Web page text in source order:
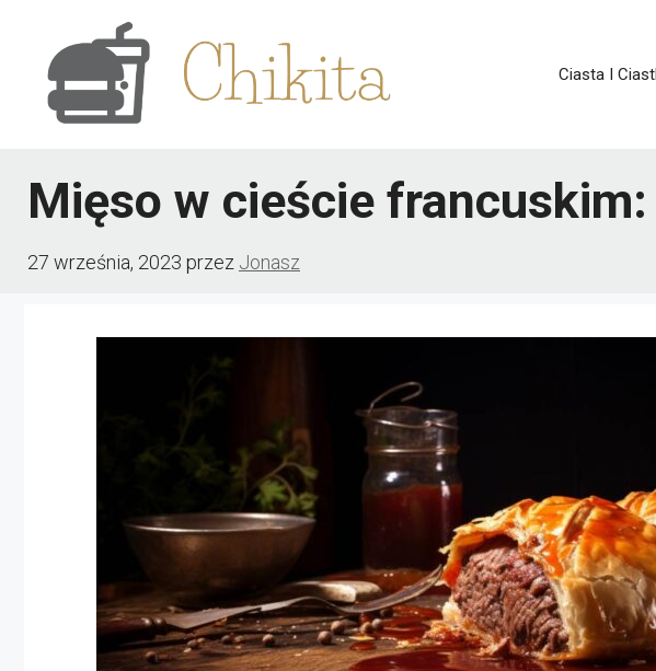
treści
Ciasta I
Mięso w cieście
27 września, 2023 przez Jonasz